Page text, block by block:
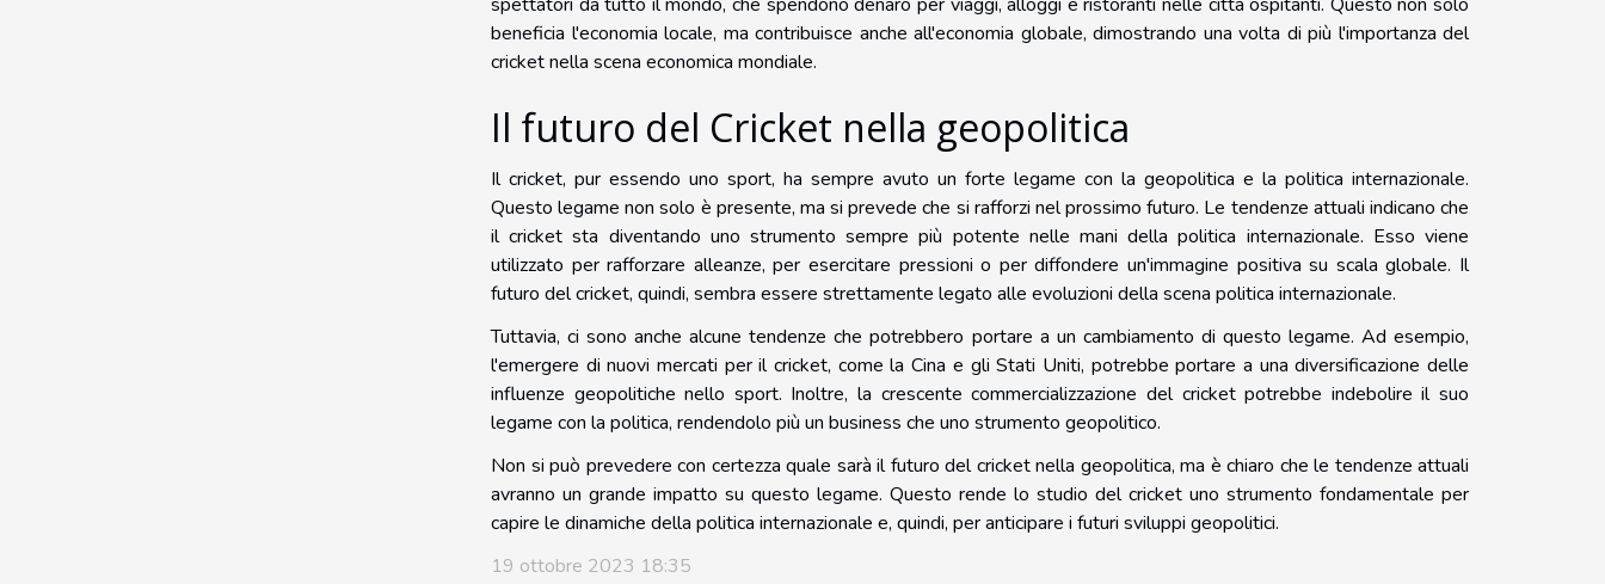
beneficia l'economia locale, ma contribuisce anche all'economia globale, dimostrando una volta di più l'importanza del
cricket nella scena economica mondiale.
Il futuro del Cricket nella geopolitica
Il cricket, pur essendo uno sport, ha sempre avuto un forte legame con la geopolitica e la politica internazionale.
Questo legame non solo è presente, ma si prevede che si rafforzi nel prossimo futuro. Le tendenze attuali indicano che
il cricket sta diventando uno strumento sempre più potente nelle mani della politica internazionale. Esso viene
utilizzato per rafforzare alleanze, per esercitare pressioni o per diffondere un'immagine positiva su scala globale. Il
futuro del cricket, quindi, sembra essere strettamente legato alle evoluzioni della scena politica internazionale.
Tuttavia, ci sono anche alcune tendenze che potrebbero portare a un cambiamento di questo legame. Ad esempio,
l'emergere di nuovi mercati per il cricket, come la Cina e gli Stati Uniti, potrebbe portare a una diversificazione delle
influenze geopolitiche nello sport. Inoltre, la crescente commercializzazione del cricket potrebbe indebolire il suo
legame con la politica, rendendolo più un business che uno strumento geopolitico.
Non si può prevedere con certezza quale sarà il futuro del cricket nella geopolitica, ma è chiaro che le tendenze attuali
avranno un grande impatto su questo legame. Questo rende lo studio del cricket uno strumento fondamentale per
capire le dinamiche della politica internazionale e, quindi, per anticipare i futuri sviluppi geopolitici.
19 ottobre 2023 18:35